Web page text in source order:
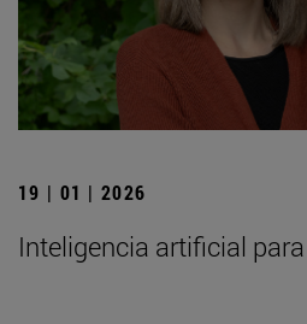
19 | 01 | 2026
Inteligencia artificial